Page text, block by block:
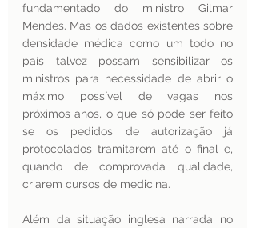
fundamentado do ministro Gilmar
Mendes. Mas os dados existentes sobre
densidade médica como um todo no
país talvez possam sensibilizar os
ministros para necessidade de abrir o
máximo possível de vagas nos
próximos anos, o que só pode ser feito
se os pedidos de autorização já
protocolados tramitarem até o final e,
quando de comprovada qualidade,
criarem cursos de medicina.
Além da situação inglesa narrada no